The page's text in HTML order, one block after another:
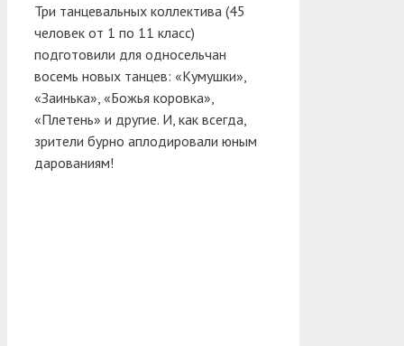
Три танцевальных коллектива (45
человек от 1 по 11 класс)
подготовили для односельчан
восемь новых танцев: «Кумушки»,
«Заинька», «Божья коровка»,
«Плетень» и другие. И, как всегда,
зрители бурно аплодировали юным
дарованиям!